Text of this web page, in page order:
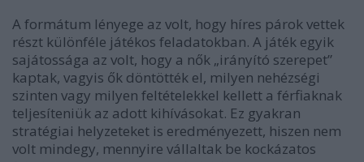
A formátum lényege az volt, hogy híres párok vettek
részt különféle játékos feladatokban. A játék egyik
sajátossága az volt, hogy a nők „irányító szerepet”
kaptak, vagyis ők döntötték el, milyen nehézségi
szinten vagy milyen feltételekkel kellett a férfiaknak
teljesíteniük az adott kihívásokat. Ez gyakran
stratégiai helyzeteket is eredményezett, hiszen nem
volt mindegy, mennyire vállaltak be kockázatos